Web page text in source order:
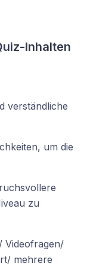
Inhalten
verständliche
um die
zu
Videofragen/
mehrere